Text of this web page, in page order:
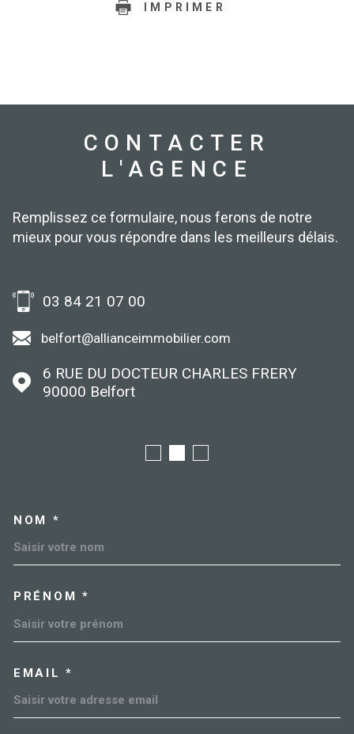
IMPRIMER
CONTACTER
L'AGENCE
Remplissez ce formulaire, nous ferons de notre
mieux pour vous répondre dans les meilleurs délais.
03 84 21 07 00
belfort@allianceimmobilier.com
6 RUE DU DOCTEUR CHARLES FRERY
90000
Belfort
NOM *
PRÉNOM *
EMAIL *